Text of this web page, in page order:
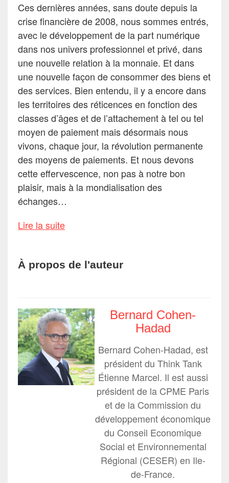
Ces dernières années, sans doute depuis la
crise financière de 2008, nous sommes entrés,
avec le développement de la part numérique
dans nos univers professionnel et privé, dans
une nouvelle relation à la monnaie. Et dans
une nouvelle façon de consommer des biens et
des services. Bien entendu, il y a encore dans
les territoires des réticences en fonction des
classes d’âges et de l’attachement à tel ou tel
moyen de paiement mais désormais nous
vivons, chaque jour, la révolution permanente
des moyens de paiements. Et nous devons
cette effervescence, non pas à notre bon
plaisir, mais à la mondialisation des
échanges…
Lire la suite
À propos de l'auteur
Bernard Cohen-
Hadad
Bernard Cohen-Hadad, est
président du Think Tank
Étienne Marcel. Il est aussi
président de la CPME Paris
et de la Commission du
développement économique
du Conseil Economique
Social et Environnemental
Régional (CESER) en Ile-
de-France.